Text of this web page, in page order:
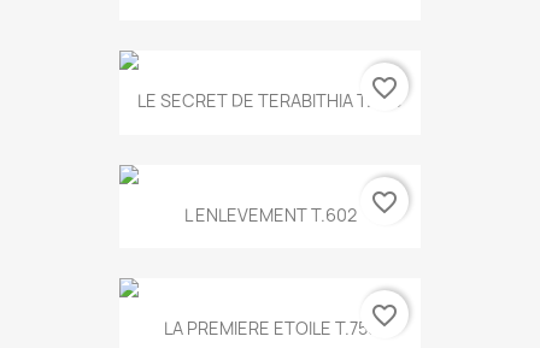
LE SECRET DE TERABITHIA T.560
favorite_border
L ENLEVEMENT T.602 favorite_border
LA PREMIERE ETOILE T.755favorite_border